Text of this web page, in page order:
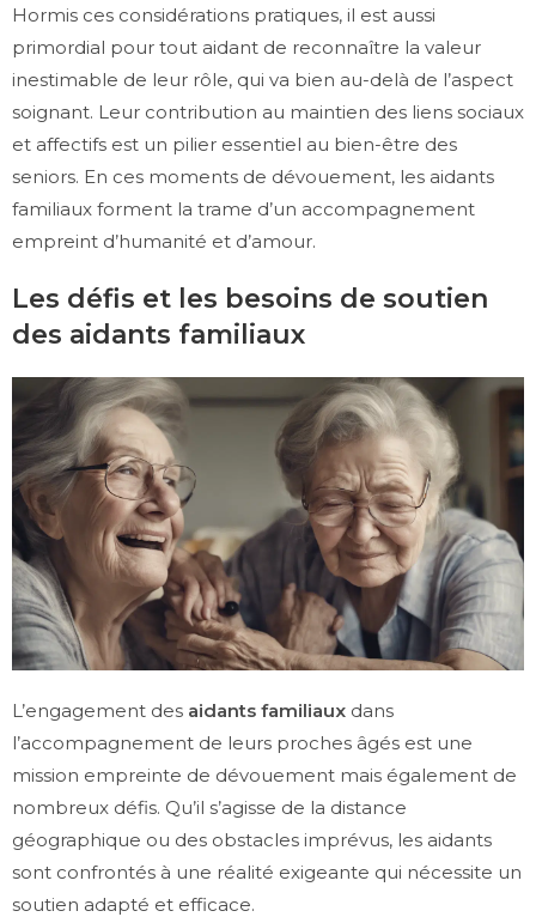
Hormis ces considérations pratiques, il est aussi
primordial pour tout aidant de reconnaître la valeur
inestimable de leur rôle, qui va bien au-delà de l’aspect
soignant. Leur contribution au maintien des liens sociaux
et affectifs est un pilier essentiel au bien-être des
seniors. En ces moments de dévouement, les aidants
familiaux forment la trame d’un accompagnement
empreint d’humanité et d’amour.
Les défis et les besoins de soutien
des aidants familiaux
L’engagement des aidants familiaux dans
l’accompagnement de leurs proches âgés est une
mission empreinte de dévouement mais également de
nombreux défis. Qu’il s’agisse de la distance
géographique ou des obstacles imprévus, les aidants
sont confrontés à une réalité exigeante qui nécessite un
soutien adapté et efficace.